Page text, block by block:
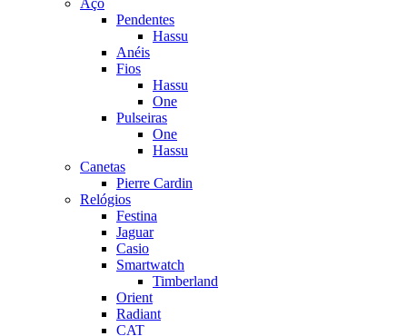
Aço
Pendentes
Hassu
Anéis
Fios
Hassu
One
Pulseiras
One
Hassu
Canetas
Pierre Cardin
Relógios
Festina
Jaguar
Casio
Smartwatch
Timberland
Orient
Radiant
CAT